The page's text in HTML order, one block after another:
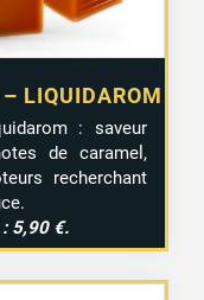
LIQUIDAROM
: saveur
de caramel,
recherchant
5,90 €.